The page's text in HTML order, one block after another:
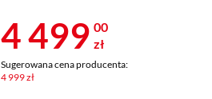
Cena 4 499 zł
4 499 00
zł
Sugerowana cena producenta:
4 999 zł